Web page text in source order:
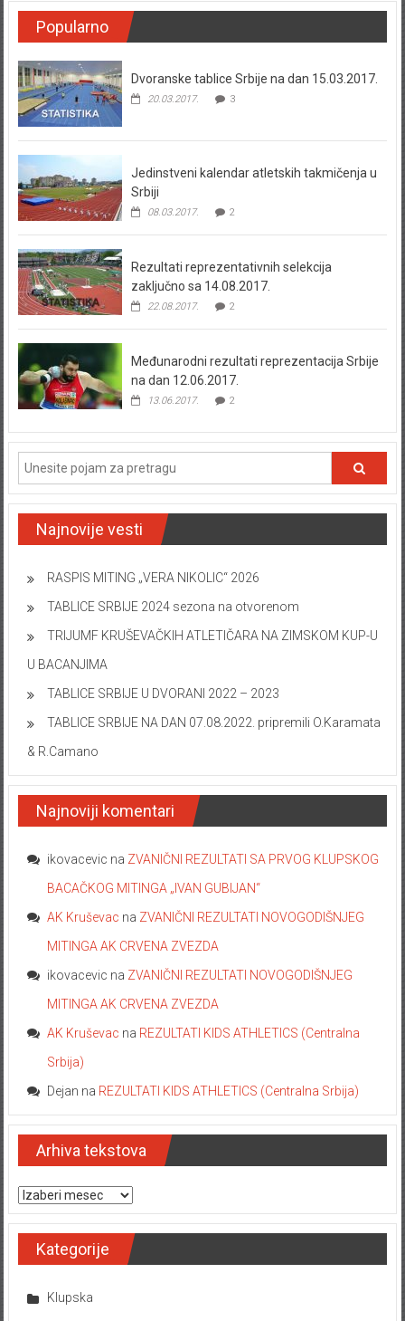
Popularno
Dvoranske tablice Srbije na dan 15.03.2017.
20.03.2017. 3
Jedinstveni kalendar atletskih takmičenja u
Srbiji
08.03.2017. 2
Rezultati reprezentativnih selekcija
zaključno sa 14.08.2017.
22.08.2017. 2
Međunarodni rezultati reprezentacija Srbije
na dan 12.06.2017.
13.06.2017. 2
Najnovije vesti
RASPIS MITING „VERA NIKOLIC“ 2026
TABLICE SRBIJE 2024 sezona na otvorenom
TRIJUMF KRUŠEVAČKIH ATLETIČARA NA ZIMSKOM KUP-U
U BACANJIMA
TABLICE SRBIJE U DVORANI 2022 – 2023
TABLICE SRBIJE NA DAN 07.08.2022. pripremili O.Karamata
& R.Camano
Najnoviji komentari
ikovacevic na ZVANIČNI REZULTATI SA PRVOG KLUPSKOG
BACAČKOG MITINGA „IVAN GUBIJAN“
AK Kruševac na ZVANIČNI REZULTATI NOVOGODIŠNJEG
MITINGA AK CRVENA ZVEZDA
ikovacevic na ZVANIČNI REZULTATI NOVOGODIŠNJEG
MITINGA AK CRVENA ZVEZDA
AK Kruševac na REZULTATI KIDS ATHLETICS (Centralna
Srbija)
Dejan na REZULTATI KIDS ATHLETICS (Centralna Srbija)
Arhiva tekstova
Arhiva tekstova
Kategorije
Klupska